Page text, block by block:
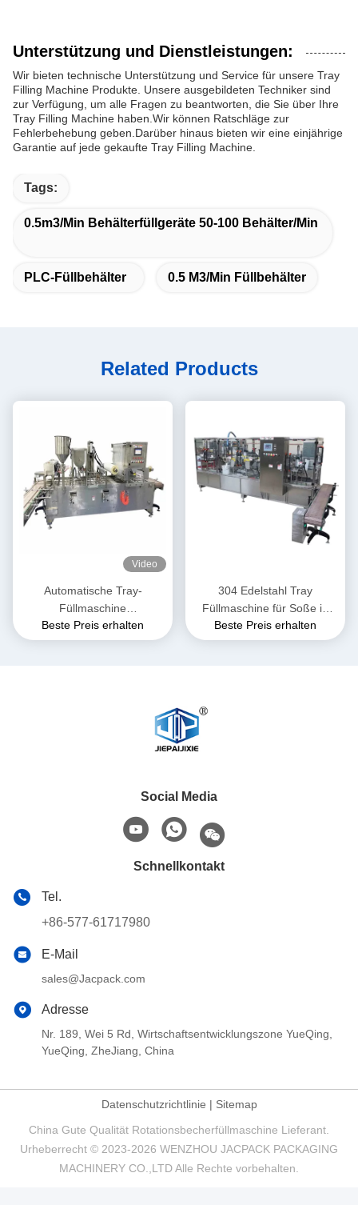
Unterstützung und Dienstleistungen:
Wir bieten technische Unterstützung und Service für unsere Tray
Filling Machine Produkte. Unsere ausgebildeten Techniker sind
zur Verfügung, um alle Fragen zu beantworten, die Sie über Ihre
Tray Filling Machine haben.Wir können Ratschläge zur
Fehlerbehebung geben.Darüber hinaus bieten wir eine einjährige
Garantie auf jede gekaufte Tray Filling Machine.
Tags:
0.5m3/min Behälterfüllgeräte 50-100 Behälter/min
PLC-Füllbehälter 0.5 M3/min Füllbehälter
Related Products
Video
Automatische Tray-
Füllmaschine
Hochgeschwindigkeit für
Instant-Food
Beste Preis erhalten
304 Edelstahl Tray
Füllmaschine für Soße in
Eimern
Beste Preis erhalten
Social Media
Schnellkontakt
Tel.
+86-577-61717980
E-Mail
sales@Jacpack.com
Adresse
Nr. 189, Wei 5 Rd, Wirtschaftsentwicklungszone YueQing,
YueQing, ZheJiang, China
Datenschutzrichtlinie | Sitemap
China Gute Qualität Rotationsbecherfüllmaschine Lieferant.
Urheberrecht © 2023-2026 WENZHOU JACPACK PACKAGING
MACHINERY CO.,LTD Alle Rechte vorbehalten.